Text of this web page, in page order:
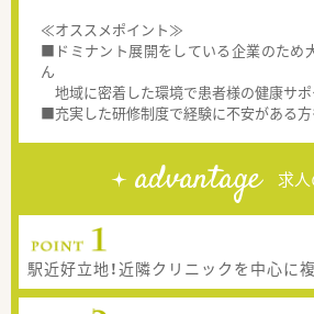
≪オススメポイント≫
■ドミナント展開をしている企業のため
ん
地域に密着した環境で患者様の健康サ
■充実した研修制度で経験に不安がある
advantage 求
駅近好立地！近隣クリニックを中心に